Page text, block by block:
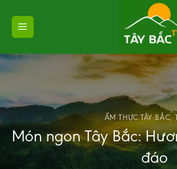
ẨM THỰC TÂY BẮC,
Món ngon Tây Bắc:
đáo